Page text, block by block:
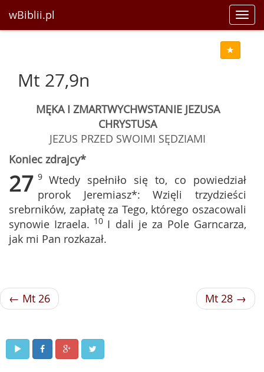
wBiblii.pl
Mt 27,9n
MĘKA I ZMARTWYCHWSTANIE JEZUSA
CHRYSTUSA
JEZUS PRZED SWOIMI SĘDZIAMI
Koniec zdrajcy*
27 9Wtedy spełniło się to, co powiedział
prorok Jeremiasz*: Wzięli trzydzieści
srebrników, zapłatę za Tego, którego oszacowali
synowie Izraela. 10 I dali je za Pole Garncarza,
jak mi Pan rozkazał.
← Mt 26 Mt 28 →